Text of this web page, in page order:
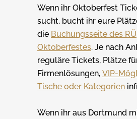
Wenn ihr Oktoberfest
sucht, bucht ihr eure
die Buchungsseite des RÜ
Oktoberfestes. Je nach
reguläre Tickets, Plätze
Firmenlösungen, VIP-
Tische oder Kategorien
Wenn ihr aus Dortmund